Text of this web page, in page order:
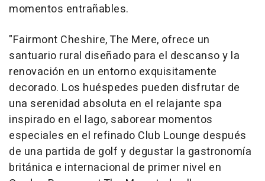
momentos entrañables.
"Fairmont Cheshire, The Mere, ofrece un
santuario rural diseñado para el descanso y la
renovación en un entorno exquisitamente
decorado. Los huéspedes pueden disfrutar de
una serenidad absoluta en el relajante spa
inspirado en el lago, saborear momentos
especiales en el refinado Club Lounge después
de una partida de golf y degustar la gastronomía
británica e internacional de primer nivel en